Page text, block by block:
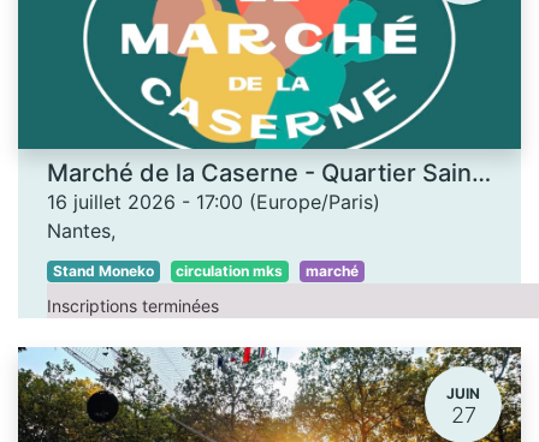
Marché de la Caserne - Quartier Saint-Donatien
16 juillet 2026 - 17:00 (Europe/Paris)
Nantes,
Stand Moneko circulation mks marché
Inscriptions terminées
JUIN
27